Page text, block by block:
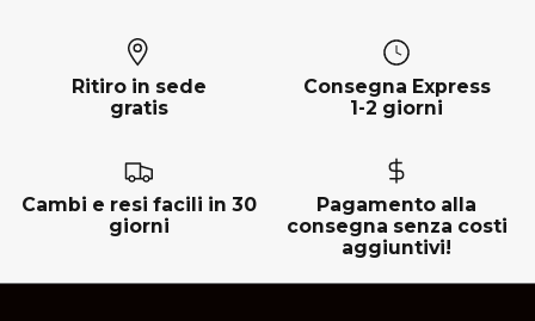
Ritiro in sede
gratis
Consegna Express
1-2 giorni
Cambi e resi facili in 30
giorni
Pagamento alla
consegna senza costi
aggiuntivi!